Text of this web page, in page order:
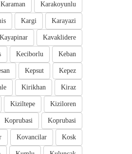
Karakoyunlu
Karaman
Karayazi
Kargi
Kavaklidere
Kayapinar
Keban
Keciborlu
Kepez
Kepsut
Kiraz
Kirikhan
Kiziloren
Kiziltepe
Koprubasi
Koprubasi
Kosk
Kovancilar